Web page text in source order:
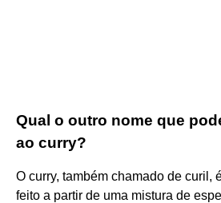
Qual o outro nome que
ao curry?
O curry, também chamado de curil,
feito a partir de uma mistura de